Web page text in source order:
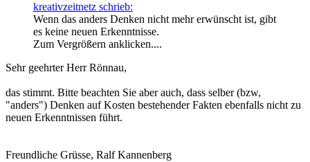
kreativzeitnetz schrieb:
Wenn das anders Denken nicht mehr erwünscht ist, gibt
es keine neuen Erkenntnisse.
Zum Vergrößern anklicken....
Sehr geehrter Herr Rönnau,
das stimmt. Bitte beachten Sie aber auch, dass selber (bzw,
"anders") Denken auf Kosten bestehender Fakten ebenfalls nicht zu
neuen Erkenntnissen führt.
Freundliche Grüsse, Ralf Kannenberg